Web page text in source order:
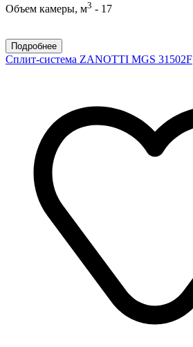
Объем камеры, м3 - 17
Подробнее
Сплит-система ZANOTTI MGS 31502F